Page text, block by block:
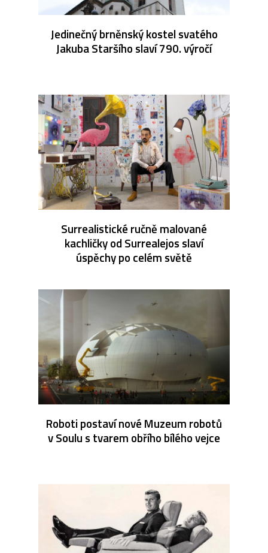
Jedinečný brněnský kostel svatého
Jakuba Staršího slaví 790. výročí
Surrealistické ručně malované
kachličky od Surrealejos slaví
úspěchy po celém světě
Roboti postaví nové Muzeum robotů
v Soulu s tvarem obřího bílého vejce